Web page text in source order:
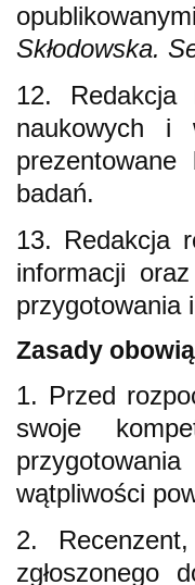
Skłodowska.
12. Redakcja
naukowych i
badań.
13. Redakcja
informacji
przygotowania
Zasady
1. Przed
swoje
wątpliwości
2.
zgłoszonego